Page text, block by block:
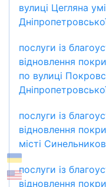
вулиці Цегляна
послуги із
відновлення
по вулиці
послуги із
відновлення
місті
послуги із
відновлення